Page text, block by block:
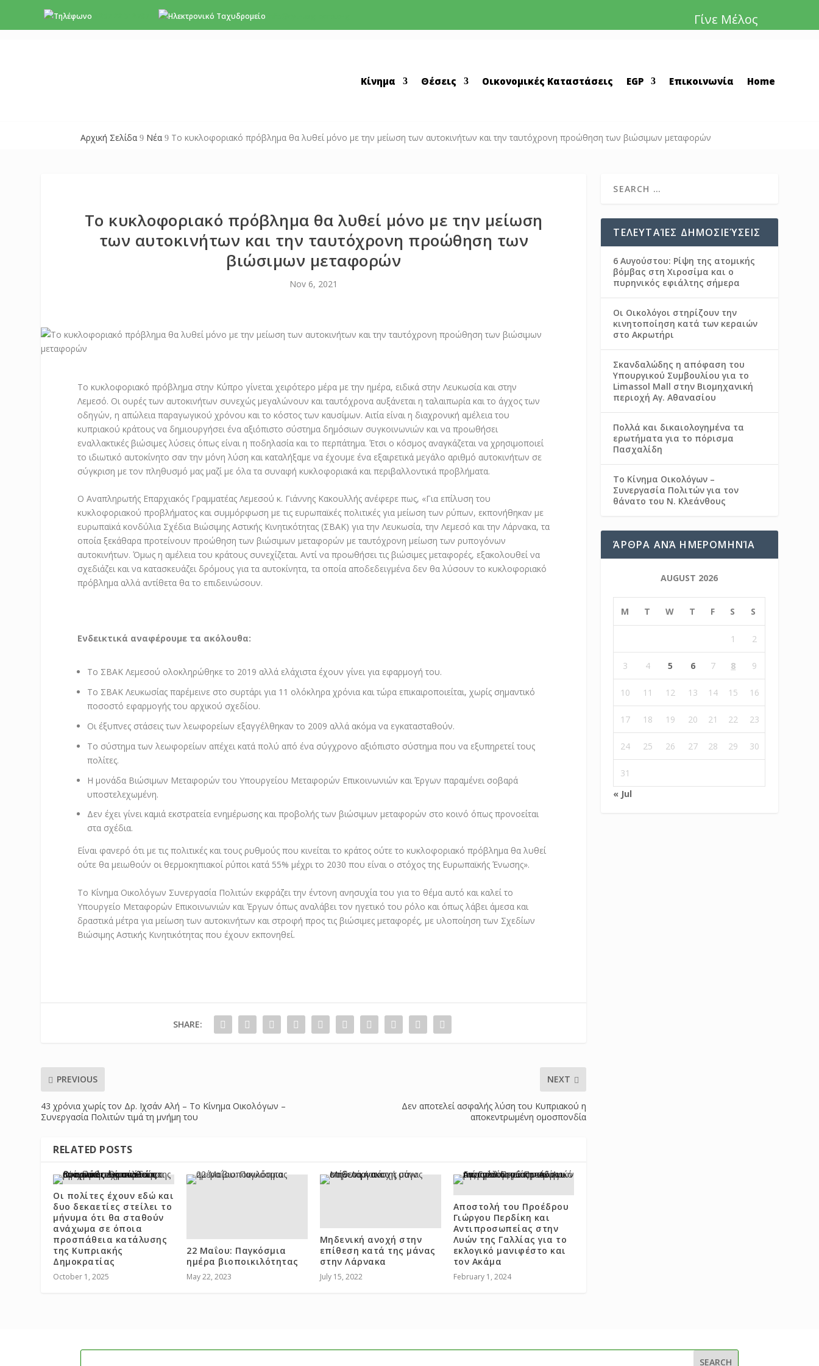
Γίνε Μέλος
Κίνημα Θέσεις Οικονομικές Καταστάσεις EGP Επικοινωνία Home
Αρχική Σελίδα 9 Νέα 9 Το κυκλοφοριακό πρόβλημα θα λυθεί μόνο με την μείωση των αυτοκινήτων και την ταυτόχρονη προώθηση των βιώσιμων μεταφορών
Το κυκλοφοριακό πρόβλημα θα λυθεί μόνο με την μείωση
των αυτοκινήτων και την ταυτόχρονη προώθηση των
βιώσιμων μεταφορών
Nov 6, 2021
Το κυκλοφοριακό πρόβλημα στην Κύπρο γίνεται χειρότερο μέρα με την ημέρα, ειδικά στην Λευκωσία και στην
Λεμεσό. Οι ουρές των αυτοκινήτων συνεχώς μεγαλώνουν και ταυτόχρονα αυξάνεται η ταλαιπωρία και το άγχος των
οδηγών, η απώλεια παραγωγικού χρόνου και το κόστος των καυσίμων. Αιτία είναι η διαχρονική αμέλεια του
κυπριακού κράτους να δημιουργήσει ένα αξιόπιστο σύστημα δημόσιων συγκοινωνιών και να προωθήσει
εναλλακτικές βιώσιμες λύσεις όπως είναι η ποδηλασία και το περπάτημα. Έτσι ο κόσμος αναγκάζεται να χρησιμοποιεί
το ιδιωτικό αυτοκίνητο σαν την μόνη λύση και καταλήξαμε να έχουμε ένα εξαιρετικά μεγάλο αριθμό αυτοκινήτων σε
σύγκριση με τον πληθυσμό μας μαζί με όλα τα συναφή κυκλοφοριακά και περιβαλλοντικά προβλήματα.
Ο Αναπληρωτής Επαρχιακός Γραμματέας Λεμεσού κ. Γιάννης Κακουλλής ανέφερε πως, «Για επίλυση του
κυκλοφοριακού προβλήματος και συμμόρφωση με τις ευρωπαϊκές πολιτικές για μείωση των ρύπων, εκπονήθηκαν με
ευρωπαϊκά κονδύλια Σχέδια Βιώσιμης Αστικής Κινητικότητας (ΣΒΑΚ) για την Λευκωσία, την Λεμεσό και την Λάρνακα, τα
οποία ξεκάθαρα προτείνουν προώθηση των βιώσιμων μεταφορών με ταυτόχρονη μείωση των ρυπογόνων
αυτοκινήτων. Όμως η αμέλεια του κράτους συνεχίζεται. Αντί να προωθήσει τις βιώσιμες μεταφορές, εξακολουθεί να
σχεδιάζει και να κατασκευάζει δρόμους για τα αυτοκίνητα, τα οποία αποδεδειγμένα δεν θα λύσουν το κυκλοφοριακό
πρόβλημα αλλά αντίθετα θα το επιδεινώσουν.
Ενδεικτικά αναφέρουμε τα ακόλουθα:
Το ΣΒΑΚ Λεμεσού ολοκληρώθηκε το 2019 αλλά ελάχιστα έχουν γίνει για εφαρμογή του.
Το ΣΒΑΚ Λευκωσίας παρέμεινε στο συρτάρι για 11 ολόκληρα χρόνια και τώρα επικαιροποιείται, χωρίς σημαντικό
ποσοστό εφαρμογής του αρχικού σχεδίου.
Οι έξυπνες στάσεις των λεωφορείων εξαγγέλθηκαν το 2009 αλλά ακόμα να εγκατασταθούν.
Το σύστημα των λεωφορείων απέχει κατά πολύ από ένα σύγχρονο αξιόπιστο σύστημα που να εξυπηρετεί τους
πολίτες.
Η μονάδα Βιώσιμων Μεταφορών του Υπουργείου Μεταφορών Επικοινωνιών και Έργων παραμένει σοβαρά
υποστελεχωμένη.
Δεν έχει γίνει καμιά εκστρατεία ενημέρωσης και προβολής των βιώσιμων μεταφορών στο κοινό όπως προνοείται
στα σχέδια.
Είναι φανερό ότι με τις πολιτικές και τους ρυθμούς που κινείται το κράτος ούτε το κυκλοφοριακό πρόβλημα θα λυθεί
ούτε θα μειωθούν οι θερμοκηπιακοί ρύποι κατά 55% μέχρι το 2030 που είναι ο στόχος της Ευρωπαϊκής Ένωσης».
Το Κίνημα Οικολόγων Συνεργασία Πολιτών εκφράζει την έντονη ανησυχία του για το θέμα αυτό και καλεί το
Υπουργείο Μεταφορών Επικοινωνιών και Έργων όπως αναλάβει τον ηγετικό του ρόλο και όπως λάβει άμεσα και
δραστικά μέτρα για μείωση των αυτοκινήτων και στροφή προς τις βιώσιμες μεταφορές, με υλοποίηση των Σχεδίων
Βιώσιμης Αστικής Κινητικότητας που έχουν εκπονηθεί.
SHARE:
PREVIOUS
43 χρόνια χωρίς τον Δρ. Ιχσάν Αλή – Το Κίνημα Οικολόγων –
Συνεργασία Πολιτών τιμά τη μνήμη του
NEXT
Δεν αποτελεί ασφαλής λύση του Κυπριακού η
αποκεντρωμένη ομοσπονδία
RELATED POSTS
Οι πολίτες έχουν εδώ και
δυο δεκαετίες στείλει το
μήνυμα ότι θα σταθούν
ανάχωμα σε όποια
προσπάθεια κατάλυσης
της Κυπριακής
Δημοκρατίας
October 1, 2025
22 Μαΐου: Παγκόσμια
ημέρα βιοποικιλότητας
May 22, 2023
Μηδενική ανοχή στην
επίθεση κατά της μάνας
στην Λάρνακα
July 15, 2022
Αποστολή του Προέδρου
Γιώργου Περδίκη και
Αντιπροσωπείας στην
Λυών της Γαλλίας για το
εκλογικό μανιφέστο και
τον Ακάμα
February 1, 2024
ΤΕΛΕΥΤΑΊΕΣ ΔΗΜΟΣΙΕΎΣΕΙΣ
6 Αυγούστου: Ρίψη της ατομικής
βόμβας στη Χιροσίμα και ο
πυρηνικός εφιάλτης σήμερα
Οι Οικολόγοι στηρίζουν την
κινητοποίηση κατά των κεραιών
στο Ακρωτήρι
Σκανδαλώδης η απόφαση του
Υπουργικού Συμβουλίου για το
Limassol Mall στην Βιομηχανική
περιοχή Αγ. Αθανασίου
Πολλά και δικαιολογημένα τα
ερωτήματα για το πόρισμα
Πασχαλίδη
Το Κίνημα Οικολόγων –
Συνεργασία Πολιτών για τον
θάνατο του Ν. Κλεάνθους
ΆΡΘΡΑ ΑΝΆ ΗΜΕΡΟΜΗΝΊΑ
AUGUST 2026
M T W T F S S
1 2
3 4 5 6 7 8 9
10 11 12 13 14 15 16
17 18 19 20 21 22 23
24 25 26 27 28 29 30
31
« Jul